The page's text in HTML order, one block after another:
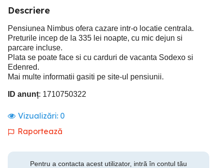
Descriere
Pensiunea Nimbus ofera cazare intr-o locatie centrala.
Preturile incep de la 335 lei noapte, cu mic dejun si
parcare incluse.
Plata se poate face si cu carduri de vacanta Sodexo si
Edenred.
Mai multe informatii gasiti pe site-ul pensiunii.
ID anunț: 1710750322
Vizualizări: 0
Raportează
Pentru a contacta acest utilizator, intră în contul tău